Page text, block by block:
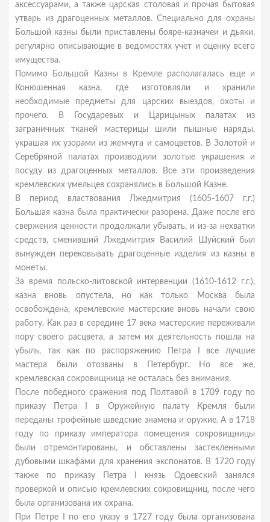
аксессуарами, а также царская столовая и прочая бытовая
утварь из драгоценных металлов. Специально для охраны
Большой казны были приставлены бояре-казначеи и дьяки,
регулярно описывающие в ведомостях учет и оценку всего
имущества.
Помимо Большой Казны в Кремле располагалась еще и
Конюшенная казна, где изготовляли и хранили
необходимые предметы для царских выездов, охоты и
прочего. В Государевых и Царицыных палатах из
заграничных тканей мастерицы шили пышные наряды,
украшая их узорами из жемчуга и самоцветов. В Золотой и
Серебряной палатах производили золотые украшения и
посуду из драгоценных металлов. Все эти произведения
кремлевских умельцев сохранялись в Большой Казне.
В период властвования Лжедмитрия (1605-1607 г.г.)
Большая казна была практически разорена. Даже после его
свержения ценности продолжали убывать, и из-за нехватки
средств, сменивший Лжедмитрия Василий Шуйский был
вынужден перековывать драгоценные изделия из казны в
монеты.
За время польско-литовской интервенции (1610-1612 г.г.),
казна вновь опустела, но как только Москва была
освобождена, кремлевские мастерские вновь начали свою
работу. Как раз в середине 17 века мастерские переживали
пору своего расцвета, а затем их деятельность пошла на
убыль, так как по распоряжению Петра I все лучшие
мастера были отозваны в Петербург. Но все же,
кремлевская сокровищница не осталась без внимания.
После победного сражения под Полтавой в 1709 году по
приказу Петра I в Оружейную палату Кремля были
переданы трофейные шведские знамена и оружие. А в 1718
году по приказу императора помещения сокровищницы
были отремонтированы, и обставлены застекленными
дубовыми шкафами для хранения экспонатов. В 1720 году
также по приказу Петра I князь Одоевский занялся
проверкой и описью кремлевских сокровищниц, после чего
была организована их охрана.
При Петре I по его указу в 1727 году была организована